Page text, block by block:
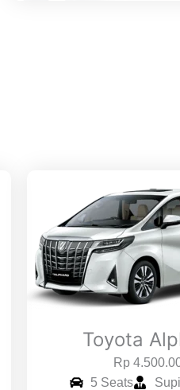
Toyota
Rp
5 Seats